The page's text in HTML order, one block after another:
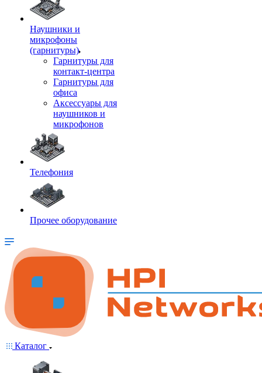
Наушники и
микрофоны
(гарнитуры)
Гарнитуры для
контакт-центра
Гарнитуры для
офиса
Аксессуары для
наушников и
микрофонов
Телефония
Прочее оборудование
Каталог